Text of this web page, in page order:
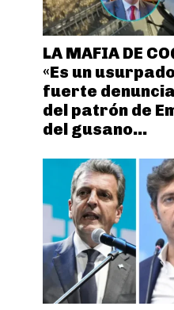
LA MAFIA DE
«Es un
fuerte
del patrón de
del gusano...